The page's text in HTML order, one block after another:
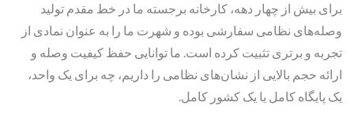
برای بیش از چهار دهه، کارخانه برجسته ما در خط مقدم تولید
وصله‌های نظامی سفارشی بوده و شهرت ما را به عنوان نمادی از
تجربه و برتری تثبیت کرده است. ما توانایی حفظ کیفیت وصله و
ارائه حجم بالایی از نشان‌های نظامی را داریم، چه برای یک واحد،
یک پایگاه کامل یا یک کشور کامل.